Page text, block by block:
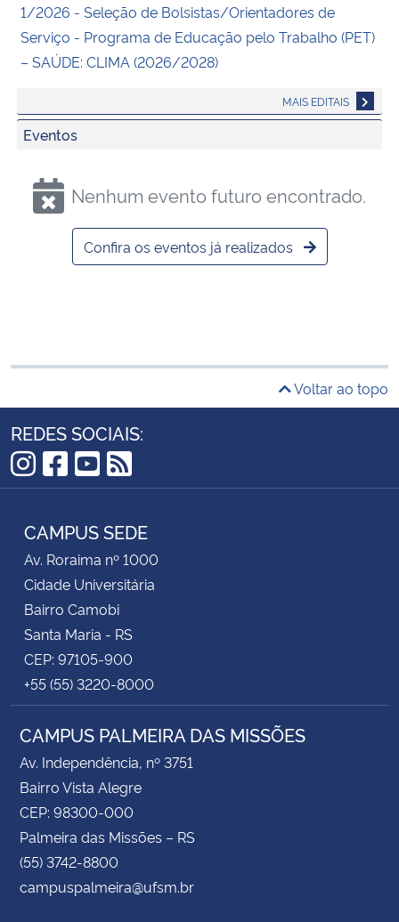
1/2026 - Seleção de Bolsistas/Orientadores de
Serviço - Programa de Educação pelo Trabalho (PET)
– SAÚDE: CLIMA (2026/2028)
MAIS EDITAIS
Eventos
Nenhum evento futuro encontrado.
Confira os eventos já realizados
Voltar ao topo
REDES SOCIAIS:
Instagram
Facebook
YouTube
RSS
CAMPUS SEDE
Av. Roraima nº 1000
Cidade Universitária
Bairro Camobi
Santa Maria - RS
CEP: 97105-900
+55 (55) 3220-8000
CAMPUS PALMEIRA DAS MISSÕES
Av. Independência, nº 3751
Bairro Vista Alegre
CEP: 98300-000
Palmeira das Missões – RS
(55) 3742-8800
campuspalmeira@ufsm.br